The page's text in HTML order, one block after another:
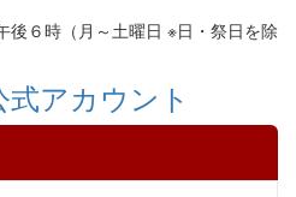
後６時（月～土曜日 ※日・祭日を除